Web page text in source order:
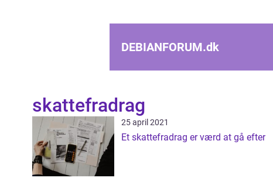
DEBIANFORUM.dk
skattefradrag
25 april 2021
Et skattefradrag er værd at gå efter